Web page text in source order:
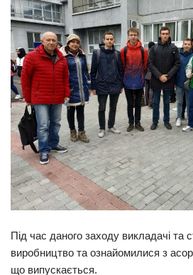
Під час даного заходу викладачі та
виробництво та ознайомилися з
що випускається.